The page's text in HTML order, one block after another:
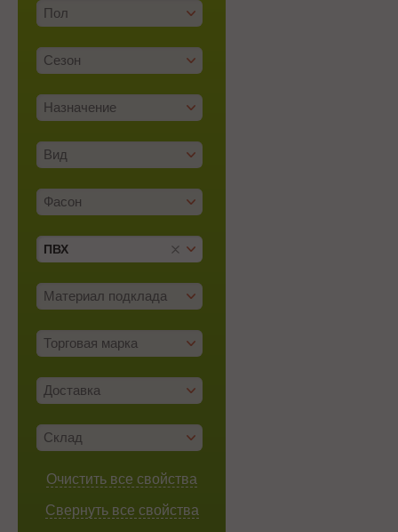
Пол
Сезон
Назначение
Вид
Фасон
ПВХ
Материал подклада
Торговая марка
Доставка
Склад
Очистить все свойства
Свернуть все свойства